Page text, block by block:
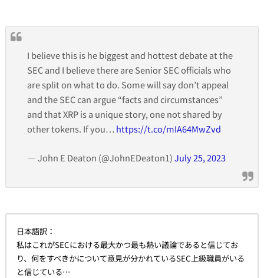
I believe this is he biggest and hottest debate at the
SEC and I believe there are Senior SEC officials who
are split on what to do. Some will say don’t appeal
and the SEC can argue “facts and circumstances”
and that XRP is a unique story, one not shared by
other tokens. If you…https://t.co/mIA64MwZvd
— John E Deaton (@JohnEDeaton1)July 25, 2023
日本語訳：
私はこれがSECにおける最大かつ最も熱い議論であると信じてお
り、何をすべきかについて意見が分かれているSEC上級職員がいる
と信じている…